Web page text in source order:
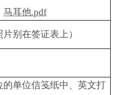
马耳他.pdf
别在签证表上）
的单位信笺纸中、英文打